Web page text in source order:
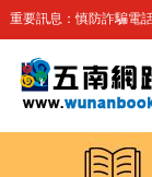
重要訊息：慎防詐騙電